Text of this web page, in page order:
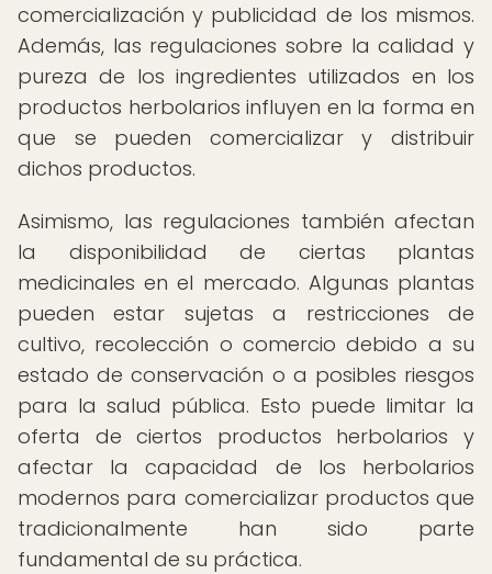
comercialización y publicidad de los mismos.
Además, las regulaciones sobre la calidad y
pureza de los ingredientes utilizados en los
productos herbolarios influyen en la forma en
que se pueden comercializar y distribuir
dichos productos.
Asimismo, las regulaciones también afectan
la disponibilidad de ciertas plantas
medicinales en el mercado. Algunas plantas
pueden estar sujetas a restricciones de
cultivo, recolección o comercio debido a su
estado de conservación o a posibles riesgos
para la salud pública. Esto puede limitar la
oferta de ciertos productos herbolarios y
afectar la capacidad de los herbolarios
modernos para comercializar productos que
tradicionalmente han sido parte
fundamental de su práctica.